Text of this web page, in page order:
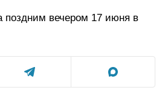
поздним вечером 17 июня в